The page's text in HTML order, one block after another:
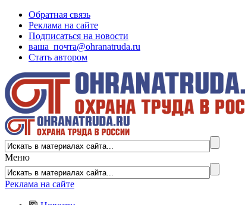
Обратная связь
Реклама на сайте
Подписаться на новости
ваша_почта@ohranatruda.ru
Стать автором
Меню
Реклама на сайте